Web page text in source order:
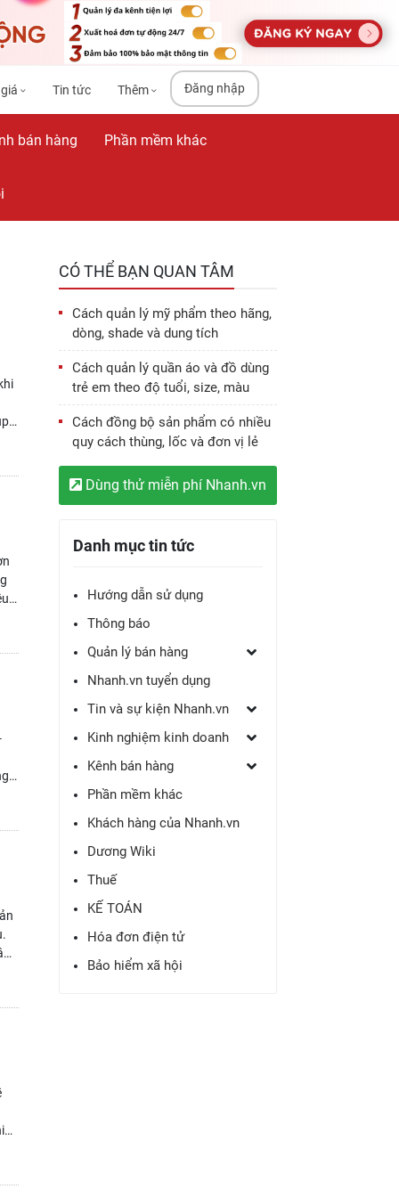
Tin tức Thêm Đăng nhập
bán hàng Phần mềm khác
-
CÓ THỂ BẠN QUAN TÂM
Cách quản lý mỹ phẩm theo hãng,
dòng, shade và dung tích
Cách quản lý quần áo và đồ dùng
trẻ em theo độ tuổi, size, màu
Cách đồng bộ sản phẩm có nhiều
quy cách thùng, lốc và đơn vị lẻ
Dùng thử miễn phí Nhanh.vn
Danh mục tin tức
Hướng dẫn sử dụng
Thông báo
Quản lý bán hàng
Nhanh.vn tuyển dụng
Tin và sự kiện Nhanh.vn
Kinh nghiệm kinh doanh
Kênh bán hàng
Phần mềm khác
Khách hàng của Nhanh.vn
Dương Wiki
Thuế
KẾ TOÁN
Hóa đơn điện tử
Bảo hiểm xã hội